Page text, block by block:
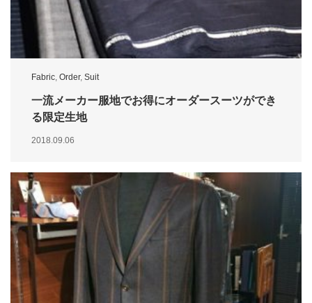
Fabric Order, Suit
一流メーカー服地でお得にオーダースーツができ
る限定生地
2018.09.06